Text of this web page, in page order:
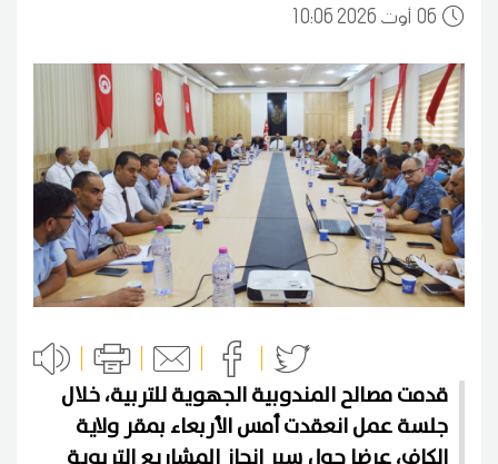
0610:06 2026 أوت
قدمت مصالح المندوبية الجهوية للتربية، خلال
جلسة عمل انعقدت أمس الأربعاء بمقر ولاية